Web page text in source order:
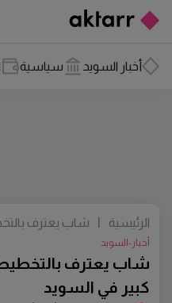
أخبار السويد سياسية
شاب يعترف
كبير في السويد
أخبار-السويد
الرئيسية |
شاب يعترف